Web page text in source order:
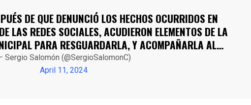
DE QUE DENUNCIÓ LOS HECHOS OCURRIDOS EN
LAS REDES SOCIALES, ACUDIERON ELEMENTOS DE LA
PARA RESGUARDARLA, Y ACOMPAÑARLA AL…
Sergio Salomón (@SergioSalomonC)
April 11, 2024